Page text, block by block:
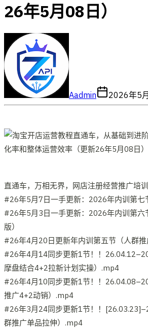
26年5月08日）
Aadmin 2026年5
直通车，万相无界，网店注册经营推广培
#26年5月7日一手更新：2026年内训第七
#26年5月3日一手更新：2026年内训第六
版）
#26年4月20日更新年内训第五节（人群推
#26年4月14同步更新1节！！
摩盘结合4+2拉新计划实操）.mp4
#26年4月10同步更新1节！！
推广4+2动销）.mp4
#26年3月24同步更新1节！！
群推广单品拉伸）.mp4